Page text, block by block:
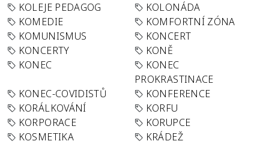
KOLEJE PEDAGOG
KOLONÁDA
KOMEDIE
KOMFORTNÍ ZÓNA
KOMUNISMUS
KONCERT
KONCERTY
KONĚ
KONEC
KONEC
PROKRASTINACE
KONEC-COVIDISTŮ
KONFERENCE
KORÁLKOVÁNÍ
KORFU
KORPORACE
KORUPCE
KOSMETIKA
KRÁDEŽ